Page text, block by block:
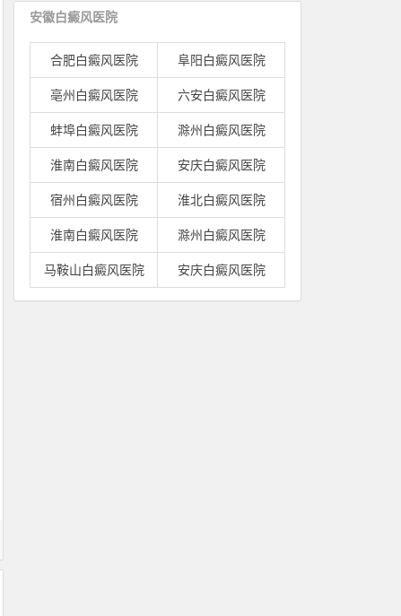
安徽白癜风医院
合肥白癜风医院 阜阳白癜风医院
亳州白癜风医院 六安白癜风医院
蚌埠白癜风医院 滁州白癜风医院
淮南白癜风医院 安庆白癜风医院
宿州白癜风医院 淮北白癜风医院
淮南白癜风医院 滁州白癜风医院
马鞍山白癜风医院 安庆白癜风医院